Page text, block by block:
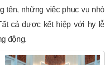
tên, những việc phục vụ nhỏ
cả được kết hiệp với hy lễ
động.